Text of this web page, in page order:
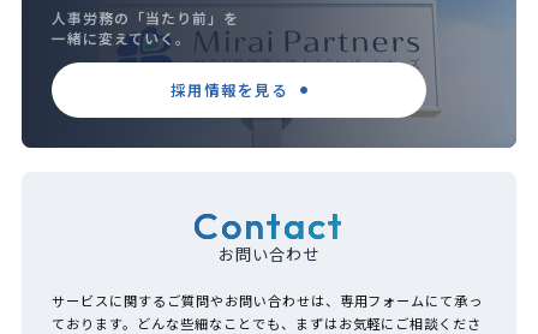
人事労務の「当たり前」を
一緒に変えていく。
採用情報を見る
Contact
お問い合わせ
サービスに関するご質問やお問い合わせは、専用フォームにて承っ
ております。どんな些細なことでも、まずはお気軽にご相談くださ